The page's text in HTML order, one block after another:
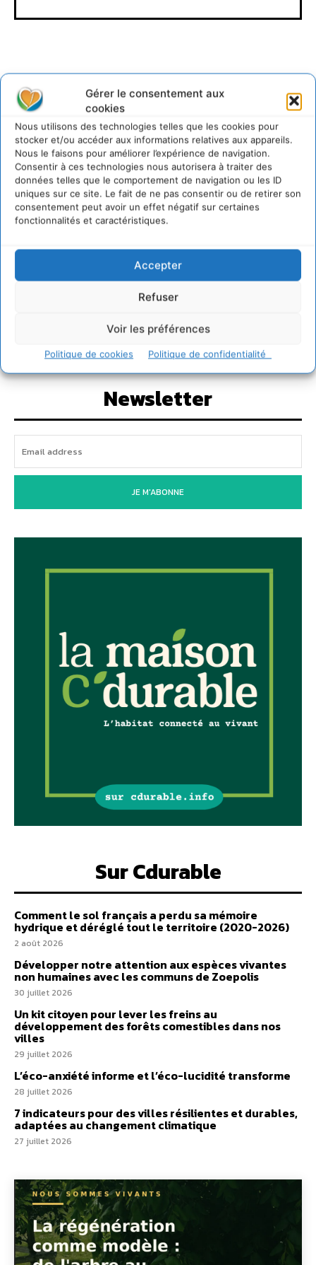
Gérer le consentement aux
cookies
Nous utilisons des technologies telles que les cookies pour
stocker et/ou accéder aux informations relatives aux appareils.
Nous le faisons pour améliorer l’expérience de navigation.
Consentir à ces technologies nous autorisera à traiter des
données telles que le comportement de navigation ou les ID
uniques sur ce site. Le fait de ne pas consentir ou de retirer son
consentement peut avoir un effet négatif sur certaines
fonctionnalités et caractéristiques.
Accepter
Refuser
Voir les préférences
Politique de cookies Politique de confidentialité
Lire aussi
S’inspirer de l’arbre pour un modèle
économique régénératif du vivant …
5 août 2026
IPBES : le « GIEC de la biodiversité » appelle les
entreprises à devenir des alliées du vivant
Comment le sol français a perdu sa mémoire
hydrique et déréglé tout le territoire (2020-
Newsletter
JE M'ABONNE
Sur Cdurable
Comment le sol français a perdu sa mémoire
hydrique et déréglé tout le territoire (2020-2026)
2 août 2026
Développer notre attention aux espèces vivantes
non humaines avec les communs de Zoepolis
30 juillet 2026
Un kit citoyen pour lever les freins au
développement des forêts comestibles dans nos
villes
29 juillet 2026
L’éco-anxiété informe et l’éco-lucidité transforme
28 juillet 2026
7 indicateurs pour des villes résilientes et durables,
adaptées au changement climatique
27 juillet 2026